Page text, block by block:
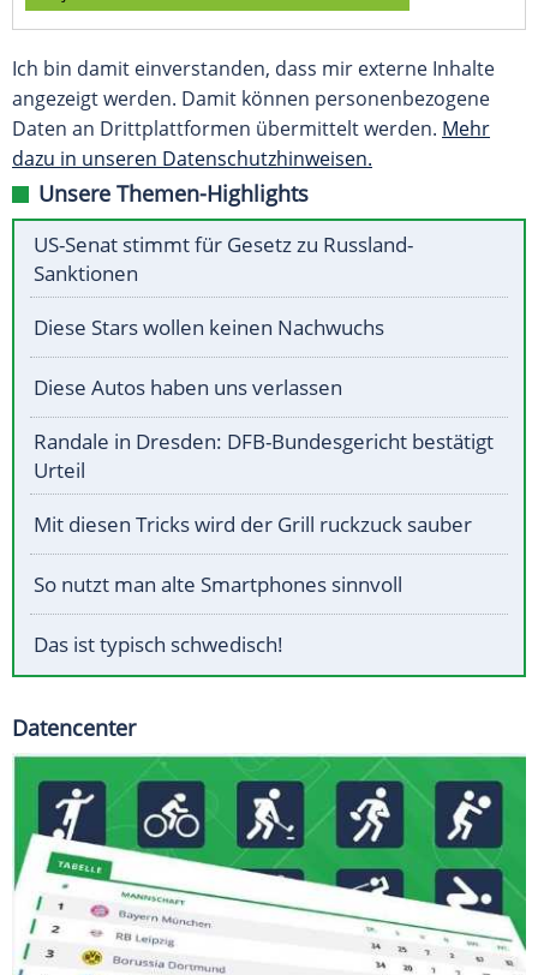
Ich bin damit einverstanden, dass mir externe Inhalte
angezeigt werden. Damit können personenbezogene
Daten an Drittplattformen übermittelt werden. Mehr
dazu in unseren Datenschutzhinweisen.
Unsere Themen-Highlights
US-Senat stimmt für Gesetz zu Russland-
Sanktionen
Diese Stars wollen keinen Nachwuchs
Diese Autos haben uns verlassen
Randale in Dresden: DFB-Bundesgericht bestätigt
Urteil
Mit diesen Tricks wird der Grill ruckzuck sauber
So nutzt man alte Smartphones sinnvoll
Das ist typisch schwedisch!
Datencenter